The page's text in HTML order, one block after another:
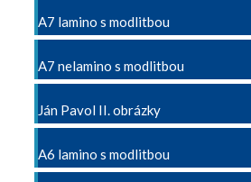
A7 lamino s modlitbou
A7 nelamino s modlitbou
Ján Pavol II. obrázky
A6 lamino s modlitbou